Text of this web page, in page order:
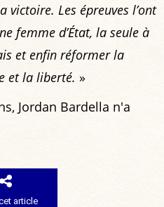
Les épreuves l’ont
femme d’État, la seule à
et enfin réformer la
et la liberté. »
Jordan Bardella n'a
article